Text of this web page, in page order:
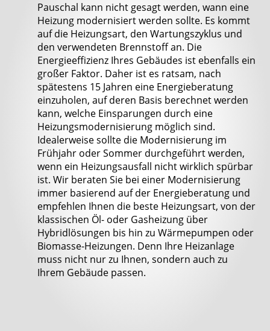
Pauschal kann nicht gesagt werden, wann eine
Heizung modernisiert werden sollte. Es kommt
auf die Heizungsart, den Wartungszyklus und
den verwendeten Brennstoff an. Die
Energieeffizienz Ihres Gebäudes ist ebenfalls ein
großer Faktor. Daher ist es ratsam, nach
spätestens 15 Jahren eine Energieberatung
einzuholen, auf deren Basis berechnet werden
kann, welche Einsparungen durch eine
Heizungsmodernisierung möglich sind.
Idealerweise sollte die Modernisierung im
Frühjahr oder Sommer durchgeführt werden,
wenn ein Heizungsausfall nicht wirklich spürbar
ist. Wir beraten Sie bei einer Modernisierung
immer basierend auf der Energieberatung und
empfehlen Ihnen die beste Heizungsart, von der
klassischen Öl- oder Gasheizung über
Hybridlösungen bis hin zu Wärmepumpen oder
Biomasse-Heizungen. Denn Ihre Heizanlage
muss nicht nur zu Ihnen, sondern auch zu
Ihrem Gebäude passen.